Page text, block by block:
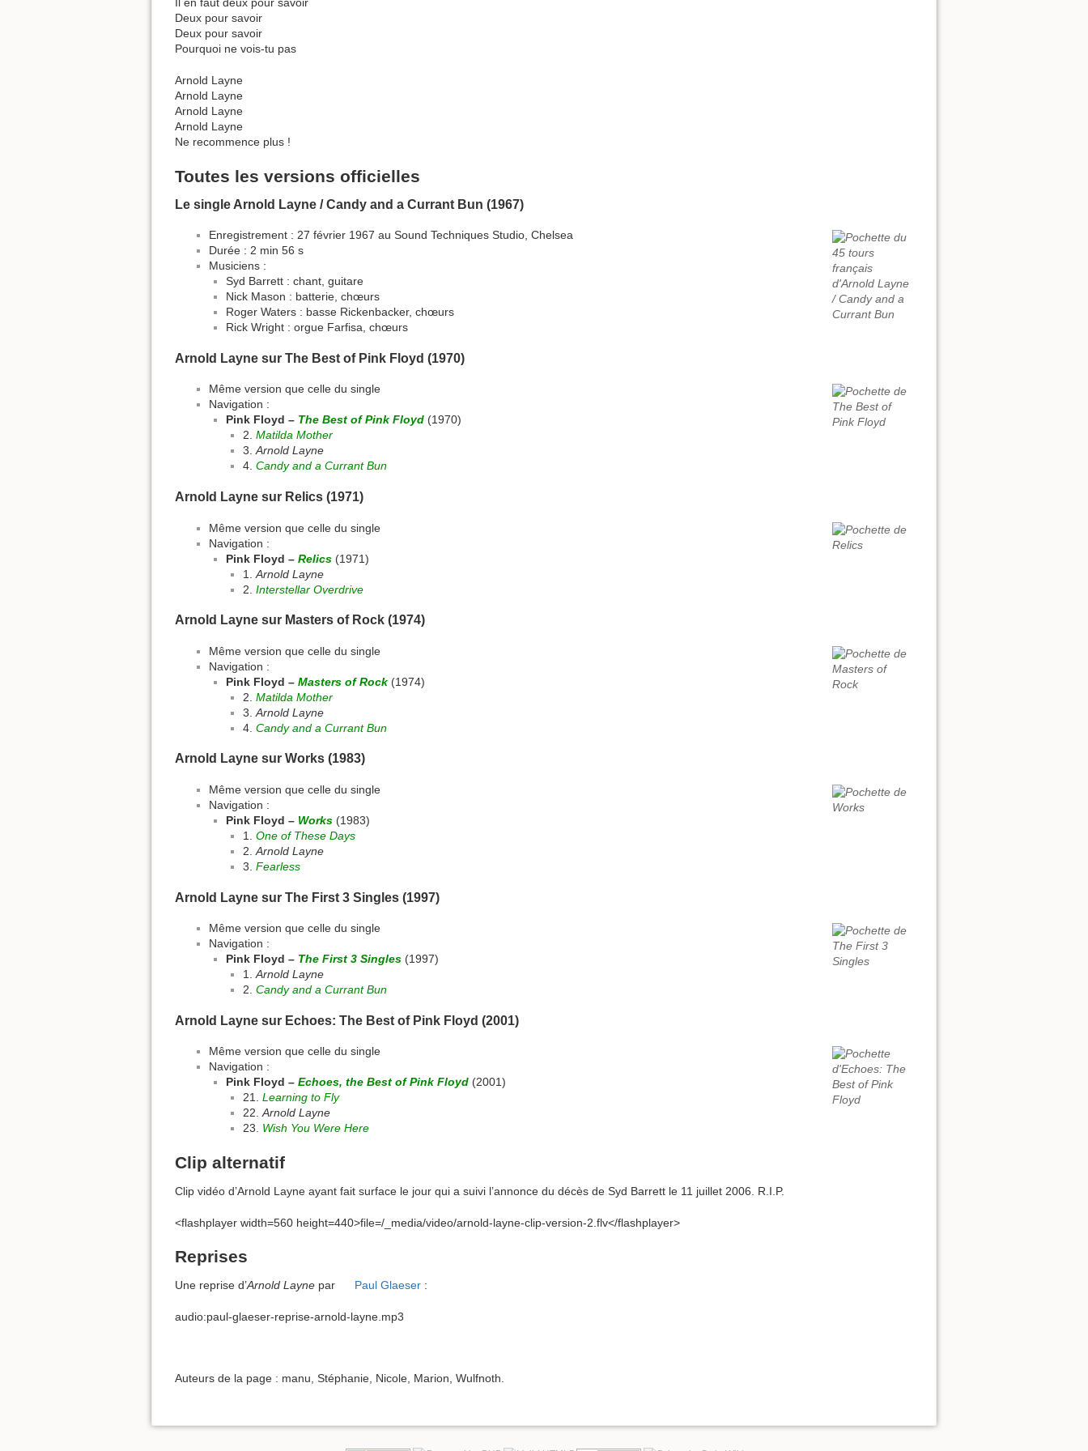
Il en faut deux pour savoir
Deux pour savoir
Deux pour savoir
Pourquoi ne vois-tu pas
Arnold Layne
Arnold Layne
Arnold Layne
Arnold Layne
Ne recommence plus !
Toutes les versions officielles
Le single Arnold Layne / Candy and a Currant Bun (1967)
Enregistrement : 27 février 1967 au Sound Techniques Studio, Chelsea
Durée : 2 min 56 s
Musiciens :
Syd Barrett : chant, guitare
Nick Mason : batterie, chœurs
Roger Waters : basse Rickenbacker, chœurs
Rick Wright : orgue Farfisa, chœurs
Arnold Layne sur The Best of Pink Floyd (1970)
Même version que celle du single
Navigation :
Pink Floyd – The Best of Pink Floyd (1970)
2. Matilda Mother
3.Arnold Layne
4. Candy and a Currant Bun
Arnold Layne sur Relics (1971)
Même version que celle du single
Navigation :
Pink Floyd – Relics (1971)
1. Arnold Layne
2. Interstellar Overdrive
Arnold Layne sur Masters of Rock (1974)
Même version que celle du single
Navigation :
Pink Floyd – Masters of Rock (1974)
2. Matilda Mother
3. Arnold Layne
4. Candy and a Currant Bun
Arnold Layne sur Works (1983)
Même version que celle du single
Navigation :
Pink Floyd – Works (1983)
1. One of These Days
2. Arnold Layne
3. Fearless
Arnold Layne sur The First 3 Singles (1997)
Même version que celle du single
Navigation :
Pink Floyd – The First 3 Singles (1997)
1. Arnold Layne
2. Candy and a Currant Bun
Arnold Layne sur Echoes: The Best of Pink Floyd (2001)
Même version que celle du single
Navigation :
Pink Floyd – Echoes, the Best of Pink Floyd (2001)
21. Learning to Fly
22.Arnold Layne
23. Wish You Were Here
Clip alternatif
Clip vidéo d’Arnold Layne ayant fait surface le jour qui a suivi l’annonce du décès de Syd Barrett le 11 juillet 2006. R.I.P.
<flashplayer width=560 height=440>file=/_media/video/arnold-layne-clip-version-2.flv</flashplayer>
Reprises
Une reprise d’Arnold Layne par Paul Glaeser:
audio:paul-glaeser-reprise-arnold-layne.mp3
Auteurs de la page : manu, Stéphanie, Nicole, Marion, Wulfnoth.